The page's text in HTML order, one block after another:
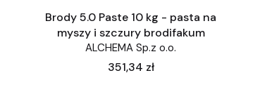
Brody 5.0 Paste 10 kg - pasta na
myszy i szczury brodifakum
ALCHEMA Sp.z o.o.
Cena
351,34 zł